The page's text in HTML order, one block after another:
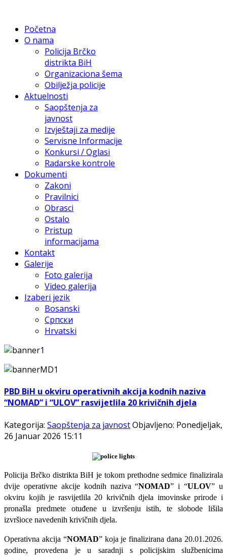
Početna
O nama
Policija Brčko
distrikta BiH
Organizaciona šema
Obilježja policije
Aktuelnosti
Saopštenja za
javnost
Izvještaji za medije
Servisne Informacije
Konkursi / Oglasi
Radarske kontrole
Dokumenti
Zakoni
Pravilnici
Obrasci
Ostalo
Pristup
informacijama
Kontakt
Galerije
Foto galerija
Video galerija
Izaberi jezik
Bosanski
Српски
Hrvatski
PBD BiH u okviru operativnih akcija kodnih naziva
“NOMAD” i “ULOV” rasvijetlila 20 krivičnih djela
Kategorija: Saopštenja za javnostObjavljeno: Ponedjeljak,
26 Januar 2026 15:11
Policija Brčko distrikta BiH je tokom prethodne sedmice finalizirala
dvije operativne akcije kodnih naziva “NOMAD” i “ULOV” u
okviru kojih je rasvijetlila 20 krivičnih djela imovinske prirode i
pronašla predmete otuđene u izvršenju istih, te slobode lišila
izvršioce navedenih krivičnih djela.
Operativna akcija “NOMAD” koja je finalizirana dana 20.01.2026.
godine, provedena je u saradnji s policijskim službenicima